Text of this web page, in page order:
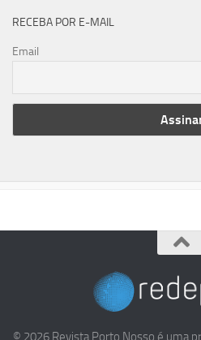
RECEBA POR E-MAIL
Email
© 2026 Revista Porto Nosso é uma